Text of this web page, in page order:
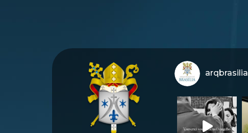
arqbrasilia